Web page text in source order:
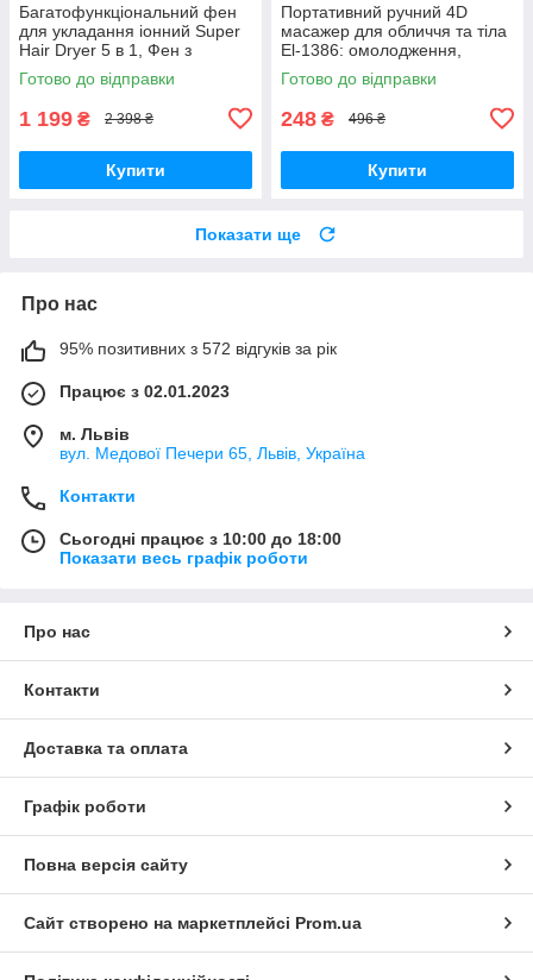
Багатофункціональний фен
для укладання іонний Super
Hair Dryer 5 в 1, Фен з
регулюванням температури
Готово до відправки
1 199 ₴ 2 398 ₴
Купити
Портативний ручний 4D
масажер для обличчя та тіла
El-1386: омолодження,
підтяжка шкіри, зняття втоми
Готово до відправки
248 ₴ 496 ₴
Купити
Показати ще
Про нас
95% позитивних з 572 відгуків за рік
Працює з 02.01.2023
м. Львів
вул. Медової Печери 65, Львів, Україна
Контакти
Сьогодні працює з 10:00 до 18:00
Показати весь графік роботи
Про нас
Контакти
Доставка та оплата
Графік роботи
Повна версія сайту
Сайт створено на маркетплейсі Prom.ua